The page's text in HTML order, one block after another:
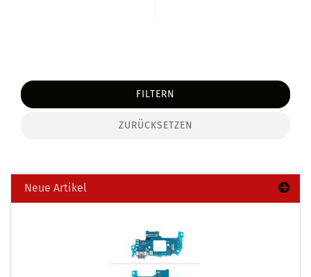
FILTERN
ZURÜCKSETZEN
Neue Artikel